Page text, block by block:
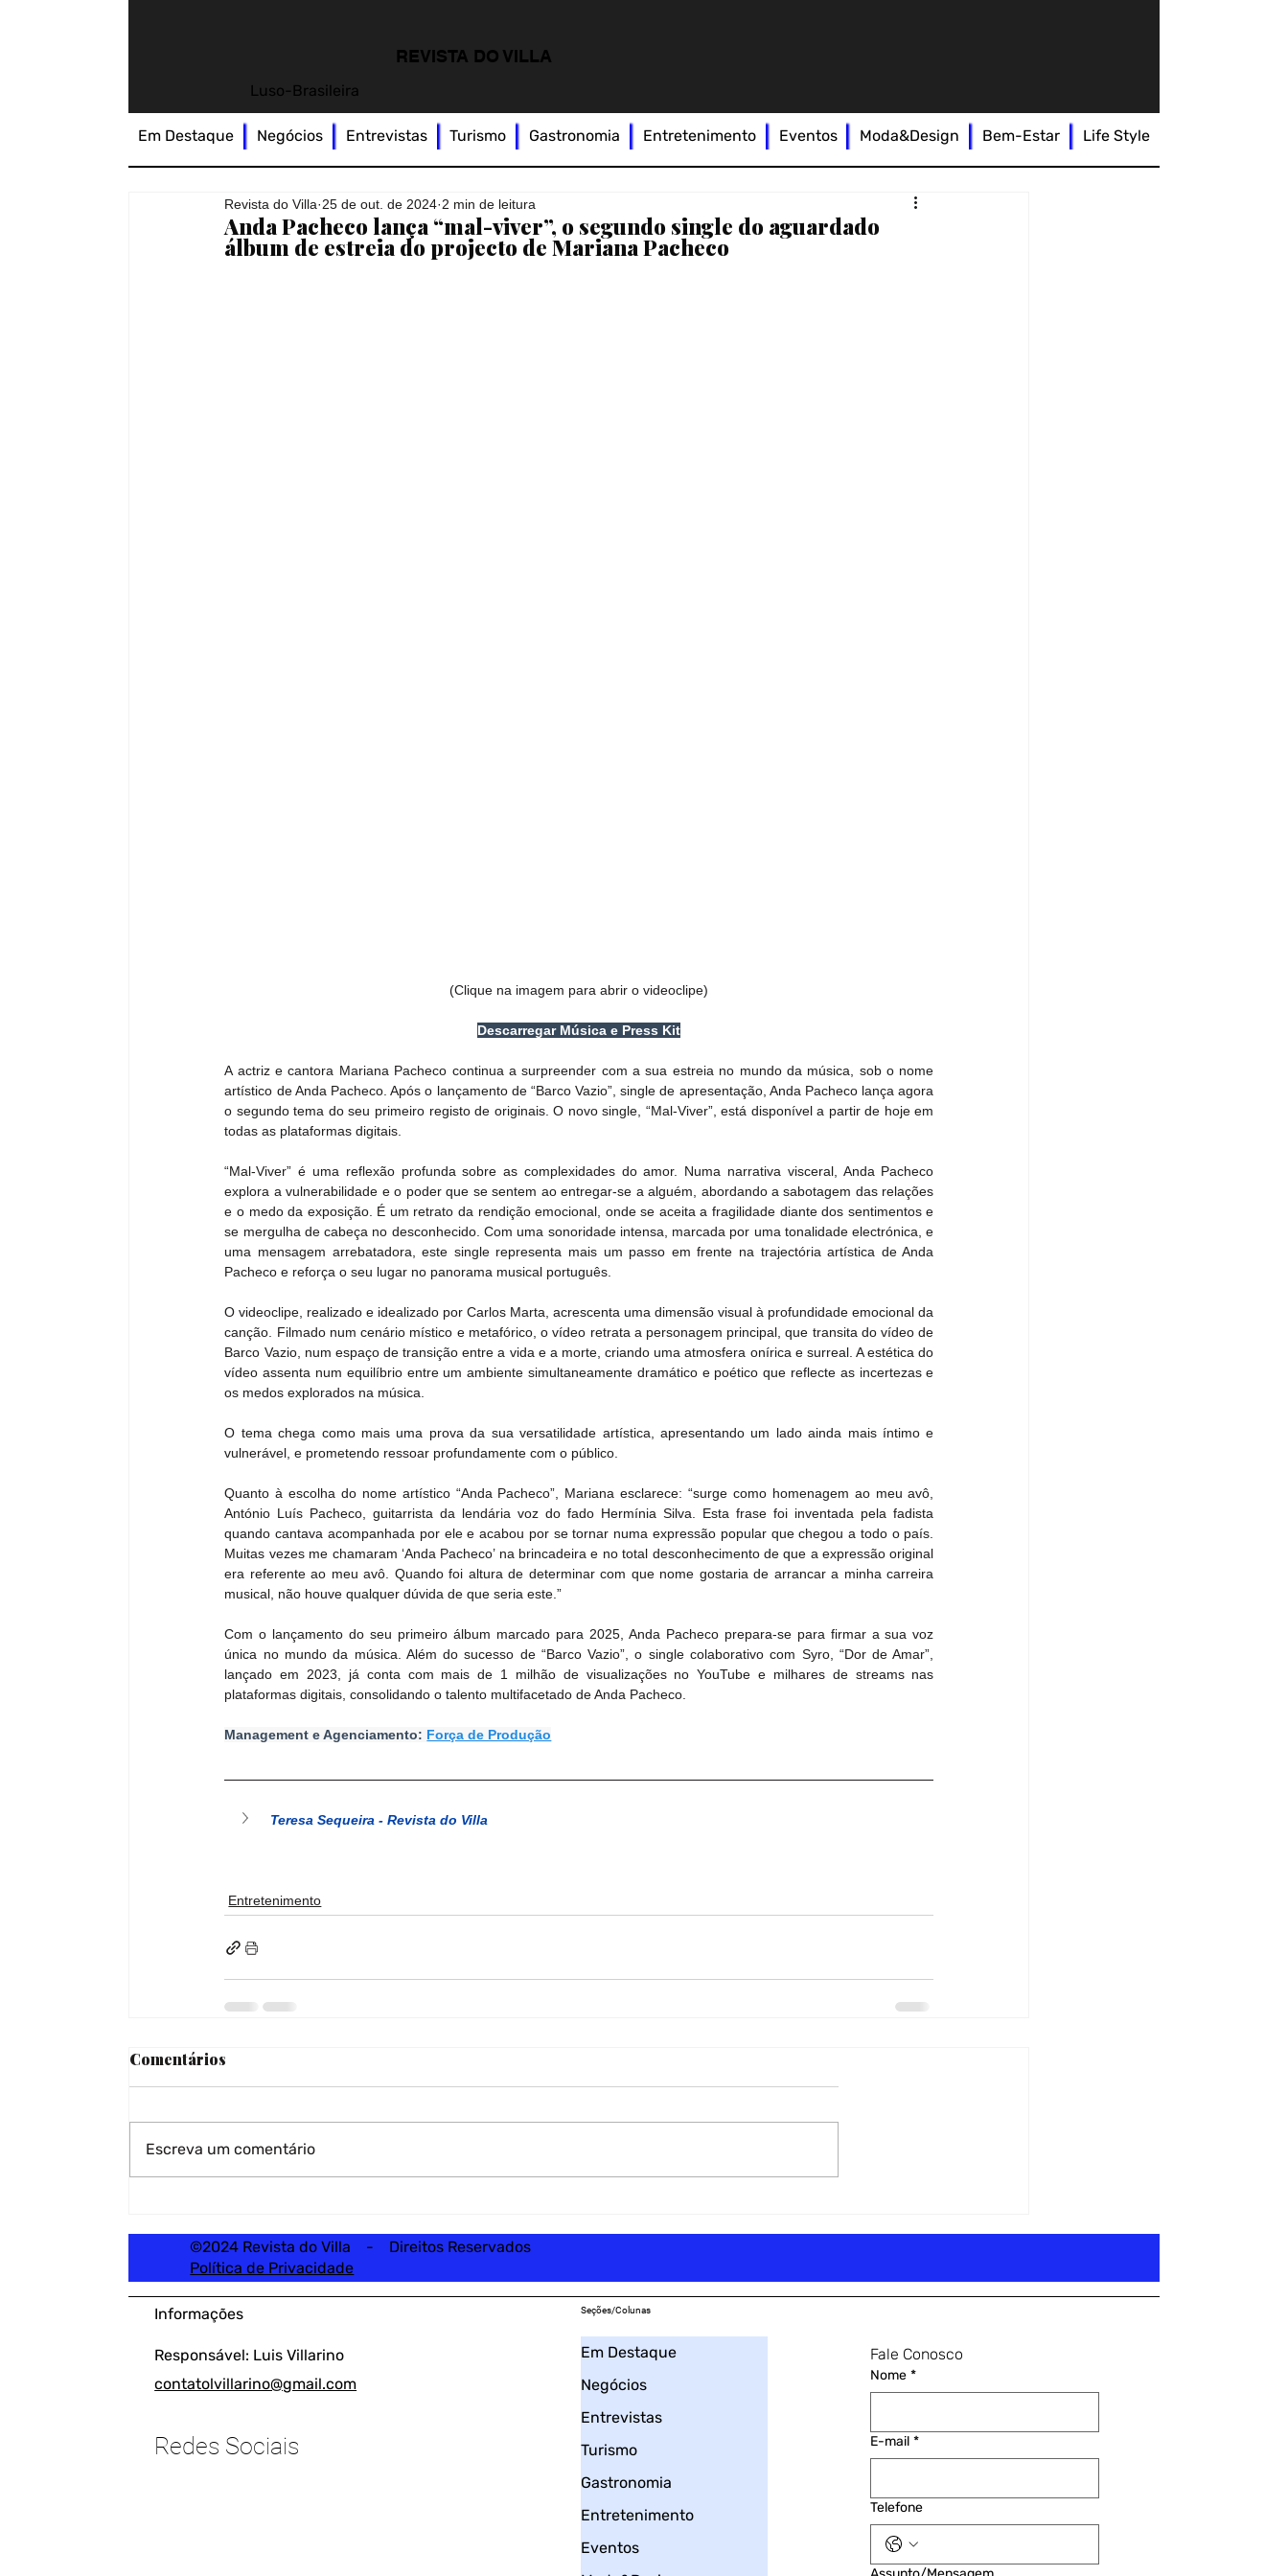
REVISTA DO VILLA
Luso-Brasileira
Anda Pacheco lança “mal-viver”, o segundo single do aguardado
álbum de estreia do projecto de Mariana Pacheco
Revista do Villa 25 de out. de 2024 2 min de leitura
(Clique na imagem para abrir o videoclipe)
Descarregar Música e Press Kit
A actriz e cantora Mariana Pacheco continua a surpreender com a sua estreia no mundo da música, sob o nome
artístico de Anda Pacheco. Após o lançamento de “Barco Vazio”, single de apresentação, Anda Pacheco lança agora
o segundo tema do seu primeiro registo de originais. O novo single, “Mal-Viver”, está disponível a partir de hoje em
todas as plataformas digitais.
“Mal-Viver” é uma reflexão profunda sobre as complexidades do amor. Numa narrativa visceral, Anda Pacheco
explora a vulnerabilidade e o poder que se sentem ao entregar-se a alguém, abordando a sabotagem das relações
e o medo da exposição. É um retrato da rendição emocional, onde se aceita a fragilidade diante dos sentimentos e
se mergulha de cabeça no desconhecido. Com uma sonoridade intensa, marcada por uma tonalidade electrónica, e
uma mensagem arrebatadora, este single representa mais um passo em frente na trajectória artística de Anda
Pacheco e reforça o seu lugar no panorama musical português.
O videoclipe, realizado e idealizado por Carlos Marta, acrescenta uma dimensão visual à profundidade emocional da
canção. Filmado num cenário místico e metafórico, o vídeo retrata a personagem principal, que transita do vídeo de
Barco Vazio, num espaço de transição entre a vida e a morte, criando uma atmosfera onírica e surreal. A estética do
vídeo assenta num equilíbrio entre um ambiente simultaneamente dramático e poético que reflecte as incertezas e
os medos explorados na música.
O tema chega como mais uma prova da sua versatilidade artística, apresentando um lado ainda mais íntimo e
vulnerável, e prometendo ressoar profundamente com o público.
Quanto à escolha do nome artístico “Anda Pacheco”, Mariana esclarece: “surge como homenagem ao meu avô,
António Luís Pacheco, guitarrista da lendária voz do fado Hermínia Silva. Esta frase foi inventada pela fadista
quando cantava acompanhada por ele e acabou por se tornar numa expressão popular que chegou a todo o país.
Muitas vezes me chamaram ‘Anda Pacheco’ na brincadeira e no total desconhecimento de que a expressão original
era referente ao meu avô. Quando foi altura de determinar com que nome gostaria de arrancar a minha carreira
musical, não houve qualquer dúvida de que seria este.”
Com o lançamento do seu primeiro álbum marcado para 2025, Anda Pacheco prepara-se para firmar a sua voz
única no mundo da música. Além do sucesso de “Barco Vazio”, o single colaborativo com Syro, “Dor de Amar”,
lançado em 2023, já conta com mais de 1 milhão de visualizações no YouTube e milhares de streams nas
plataformas digitais, consolidando o talento multifacetado de Anda Pacheco.
Management e Agenciamento: Força de Produção
Teresa Sequeira - Revista do Villa
Entretenimento
Comentários
Escreva um comentário
Em Destaque Negócios Entrevistas Turismo Gastronomia Entretenimento Eventos Moda&Design Bem-Estar Life Style
©2024 Revista do Villa - Direitos Reservados
Política de Privacidade
Fale Conosco
Nome *
E-mail *
Telefone
Informações
Responsável: Luis Villarino
contatolvillarino@gmail.com
Redes Sociais
Seções/Colunas
Em Destaque
Negócios
Entrevistas
Turismo
Gastronomia
Entretenimento
Eventos